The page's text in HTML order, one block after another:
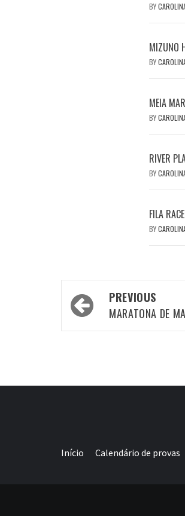
BY
MIZUNO
BY
MEIA
BY
RIVER
BY
FILA
BY
Post
navigation
PREVIOUS
MARATONA DE
Início Calendário de provas